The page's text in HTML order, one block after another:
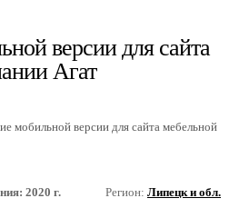
версии для сайта
Агат
мобильной версии для сайта мебельной
2020 г. Регион: Липецк и обл.